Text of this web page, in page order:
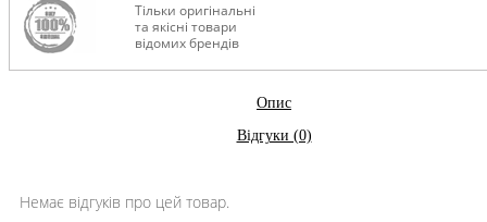
Тільки оригінальні
та якісні товари
відомих брендів
Опис
Відгуки (0)
Немає відгуків про цей товар.